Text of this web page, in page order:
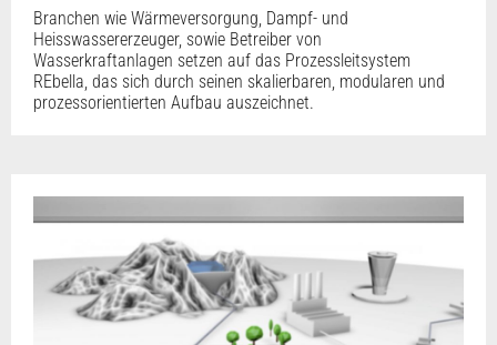
Branchen wie Wärmeversorgung, Dampf- und
Heisswassererzeuger, sowie Betreiber von
Wasserkraftanlagen setzen auf das Prozessleitsystem
REbella, das sich durch seinen skalierbaren, modularen und
prozessorientierten Aufbau auszeichnet.